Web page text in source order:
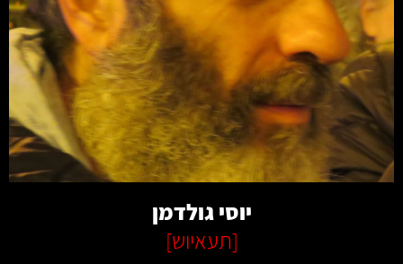
קרא עוד
יוסי גולדמן
[תעאיוש]